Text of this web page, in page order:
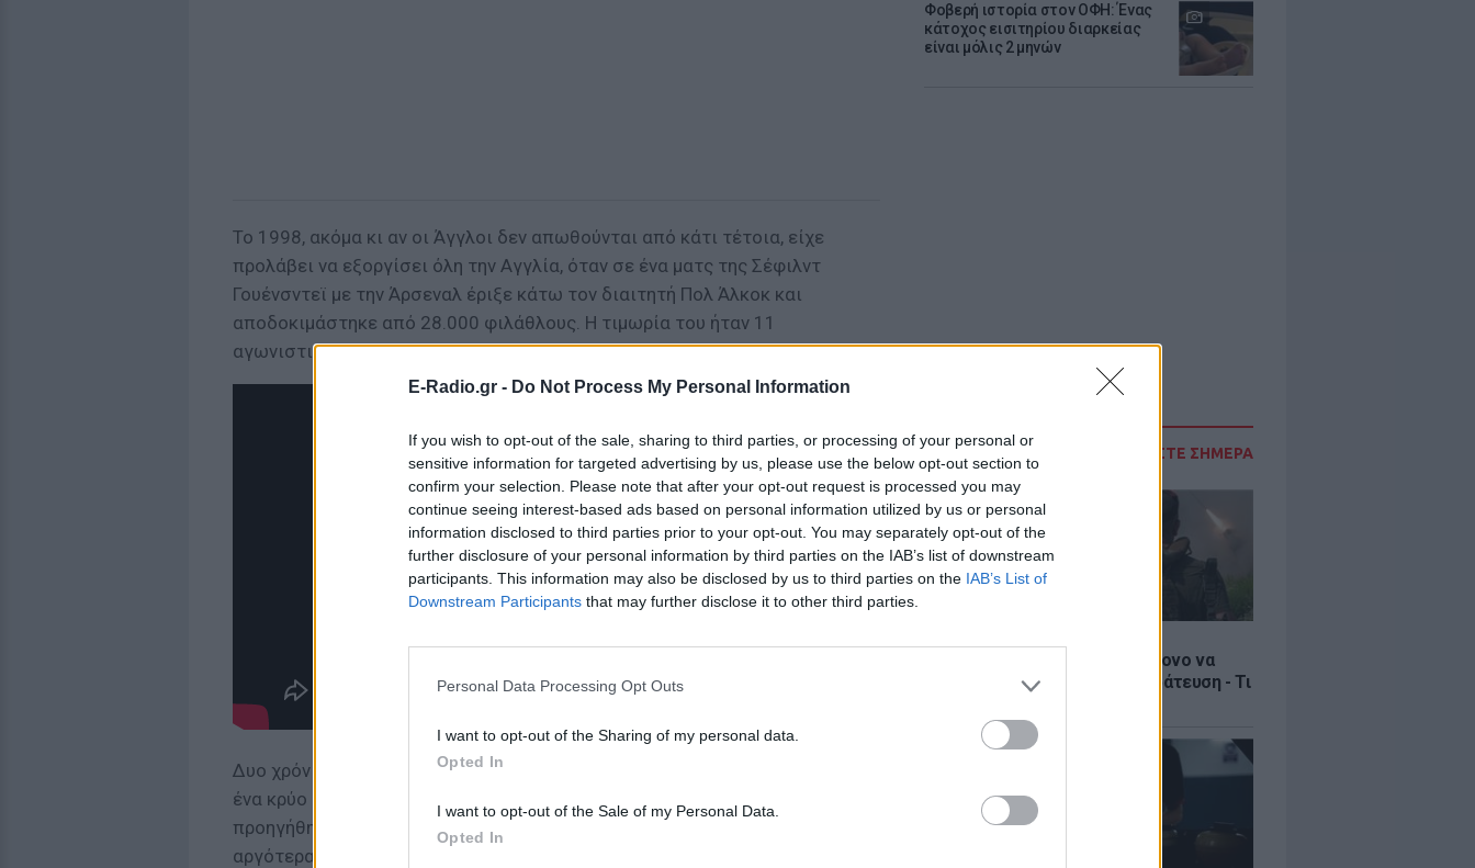
E-Radio.gr - Do Not Process My Personal Information
If you wish to opt-out of the sale, sharing to third parties, or processing of your personal or
sensitive information for targeted advertising by us, please use the below opt-out section to
confirm your selection. Please note that after your opt-out request is processed you may
continue seeing interest-based ads based on personal information utilized by us or personal
information disclosed to third parties prior to your opt-out. You may separately opt-out of the
further disclosure of your personal information by third parties on the IAB’s list of downstream
participants. This information may also be disclosed by us to third parties on the IAB’s List of
Downstream Participants that may further disclose it to other third parties.
Personal Data Processing Opt Outs
I want to opt-out of the Sharing of my personal data.
Opted In
I want to opt-out of the Sale of my Personal Data.
Opted In
Φοβερή ιστορία στον ΟΦΗ: Ένας
κάτοχος εισιτηρίου διαρκείας
είναι μόλις 2 μηνών
ΔΙΑΒΑΣΤΕ ΣΗΜΕΡΑ
Ουκρανία: Βίντεο σοκ με 19χρονο να
οδηγείται με τη βία για επιστράτευση - Τι
Το 1998, ακόμα κι αν οι Άγγλοι δεν απωθούνται από κάτι τέτοια, είχε
προλάβει να εξοργίσει όλη την Αγγλία, όταν σε ένα ματς της Σέφιλντ
Γουένσντεϊ με την Άρσεναλ έριξε κάτω τον διαιτητή Πολ Άλκοκ και
αποδοκιμάστηκε από 28.000 φιλάθλους. Η τιμωρία του ήταν 11
αγωνιστικές.
Δυο χρόνια αργότερα, ακόμα και ο Ντι Κάνιο ήθελε μια πράξη εξιλέωσης. Σε
ένα κρύο απόγευμα Δεκεμβρίου στην έδρα της Έβερτον, η γηπεδούχοι
προηγήθηκαν στο 75ο λεπτό και η Γουεστ χαμ ισοφάρισε 8 λεπτά
αργότερα, με γκολ του Κανουτέ, ύστερα από ασίστ του Ντι Κάνιο.